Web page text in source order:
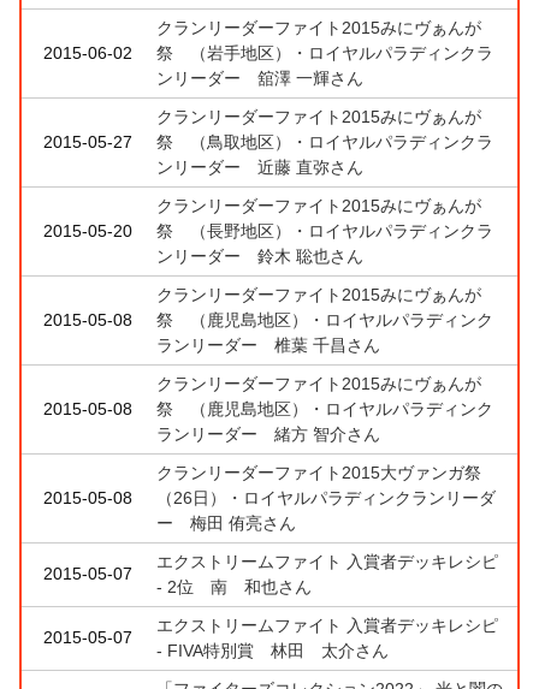
2015-06-02
クランリーダーファイト2015みにヴぁんが
祭 （岩手地区）・ロイヤルパラディンクラ
ンリーダー 舘澤 一輝さん
2015-05-27
クランリーダーファイト2015みにヴぁんが
祭 （鳥取地区）・ロイヤルパラディンクラ
ンリーダー 近藤 直弥さん
2015-05-20
クランリーダーファイト2015みにヴぁんが
祭 （長野地区）・ロイヤルパラディンクラ
ンリーダー 鈴木 聡也さん
2015-05-08
クランリーダーファイト2015みにヴぁんが
祭 （鹿児島地区）・ロイヤルパラディンク
ランリーダー 椎葉 千昌さん
2015-05-08
クランリーダーファイト2015みにヴぁんが
祭 （鹿児島地区）・ロイヤルパラディンク
ランリーダー 緒方 智介さん
2015-05-08
クランリーダーファイト2015大ヴァンガ祭
（26日）・ロイヤルパラディンクランリーダ
ー 梅田 侑亮さん
2015-05-07
エクストリームファイト 入賞者デッキレシピ
- 2位 南 和也さん
2015-05-07
エクストリームファイト 入賞者デッキレシピ
- FIVA特別賞 林田 太介さん